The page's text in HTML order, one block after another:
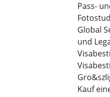
Pass-
Global
und
Kauf